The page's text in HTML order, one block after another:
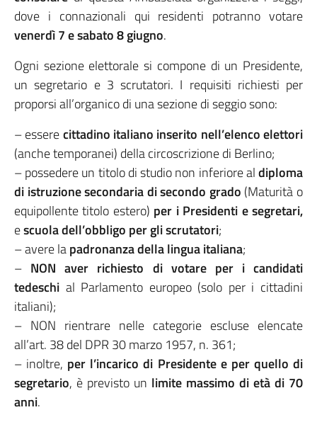
dove i connazionali qui residenti potranno votare
venerdì 7 e sabato 8 giugno.
Ogni sezione elettorale si compone di un Presidente,
un segretario e 3 scrutatori. I requisiti richiesti per
proporsi all’organico di una sezione di seggio sono:
– esserecittadino italiano inserito nell’elenco elettori
(anche temporanei) della circoscrizione di Berlino;
– possedere un titolo di studio non inferiore aldiploma
di istruzione secondaria di secondo grado (Maturità o
equipollente titolo estero) per i Presidenti e segretari,
escuola dell’obbligo per gli scrutatori;
– avere lapadronanza della lingua italiana;
– NON aver richiesto di votare per i candidati
tedeschi al Parlamento europeo (solo per i cittadini
italiani);
– NON rientrare nelle categorie escluse elencate
all’art. 38 del DPR 30 marzo 1957, n. 361;
– inoltre, per l’incarico di Presidente e per quello di
segretario, è previsto un limite massimo di età di 70
anni.